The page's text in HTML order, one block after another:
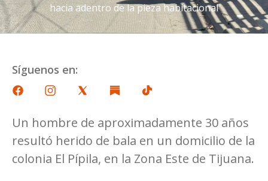
hacia adentro de la pieza habitacional
Síguenos en:
Un hombre de aproximadamente 30 años
resultó herido de bala en un domicilio de la
colonia El Pípila, en la Zona Este de Tijuana.